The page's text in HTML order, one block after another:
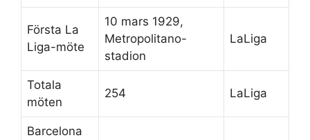
Första La
Liga-möte
10 mars 1929,
Metropolitano-
stadion
LaLiga
Totala
möten
254 LaLiga
Barcelona